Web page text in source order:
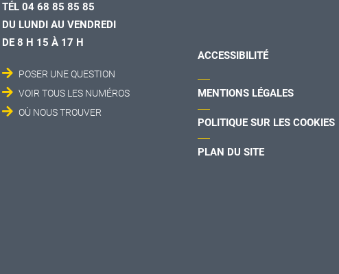
TÉL 04 68 85 85 85
DU LUNDI AU VENDREDI
DE 8 H 15 À 17 H
POSER UNE QUESTION
VOIR TOUS LES NUMÉROS
OÙ NOUS TROUVER
ACCESSIBILITÉ
MENTIONS LÉGALES
POLITIQUE SUR LES COOKIES
PLAN DU SITE